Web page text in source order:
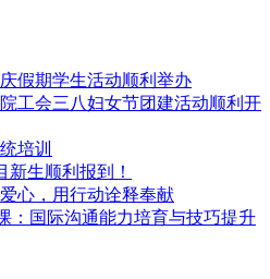
假期学生活动顺利举办
工会三八妇女节团建活动顺利开
培训
新生顺利报到！
心，用行动诠释奉献
：国际沟通能力培育与技巧提升